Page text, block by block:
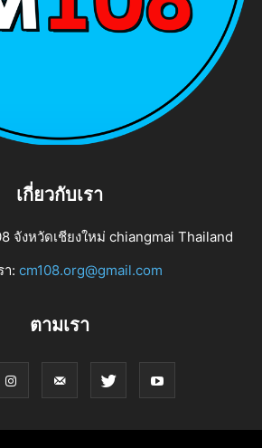
เกี่ยวกับเรา
จังหวัดเชียงใหม่ chiangmai Thailand
า: cm108.org@gmail.com
ตามเรา